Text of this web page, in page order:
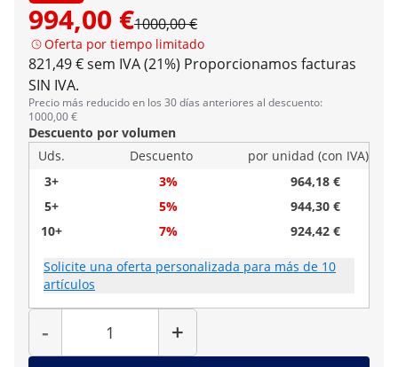
994,00 €1000,00 €
Oferta por tiempo limitado
821,49 € sem IVA (21%) Proporcionamos facturas
SIN IVA.
Precio más reducido en los 30 días anteriores al descuento:
1000,00 €
Descuento por volumen
Uds.
Descuento
por unidad (con IVA)
3+
3%
964,18 €
5+
5%
944,30 €
10+
7% 924,42 €
Solicite una oferta personalizada para más de 10
artículos
-
Cantidad
+